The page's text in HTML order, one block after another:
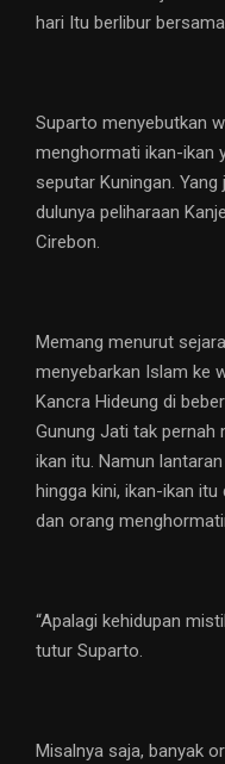
hari Itu berlibur
Suparto menyebutkan
menghormati ikan-ikan
seputar Kuningan.
dulunya peliharaan
Cirebon.
Memang menurut
menyebarkan Islam ke
Kancra Hideung di
Gunung Jati tak pernah
ikan itu. Namun
hingga kini, ikan-ikan
dan orang
“Apalagi kehidupan
tutur Suparto.
Misalnya saja, banyak